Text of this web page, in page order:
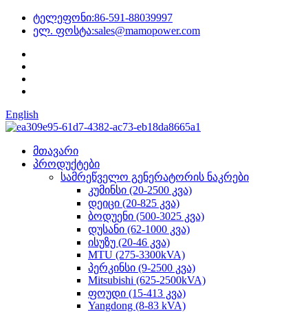
ტელეფონი:86-591-88039997
ელ. ფოსტა:sales@mamopower.com
English
მთავარი
პროდუქტები
სამრეწველო გენერატორის ნაკრები
კუმინსი (20-2500 კვა)
დეიცი (20-825 კვა)
ბოდუენი (500-3025 კვა)
დუსანი (62-1000 კვა)
ისუზუ (20-46 კვა)
MTU (275-3300kVA)
პერკინსი (9-2500 კვა)
Mitsubishi (625-2500kVA)
ფოუდი (15-413 კვა)
Yangdong (8-83 kVA)